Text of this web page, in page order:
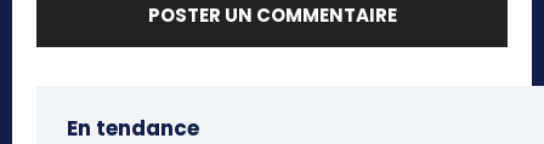
En tendance